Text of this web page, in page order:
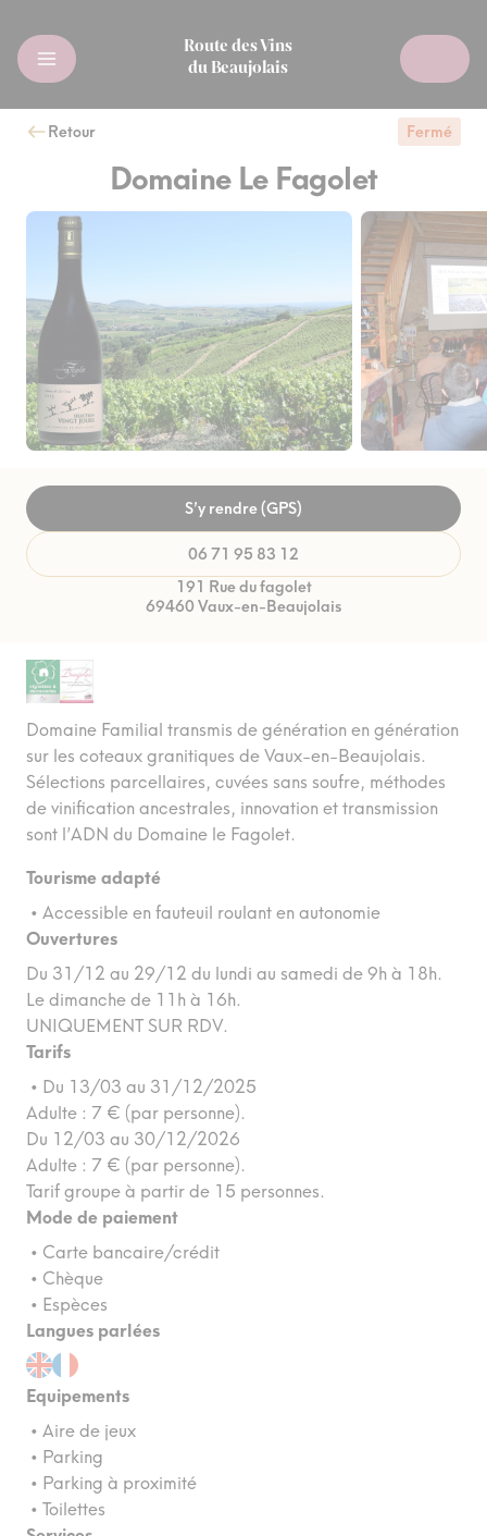
Route des Vins
du Beaujolais
Retour Fermé
Domaine Le Fagolet
S’y rendre (GPS)
06 71 95 83 12
191 Rue du fagolet
69460 Vaux-en-Beaujolais
Domaine Familial transmis de génération en génération
sur les coteaux granitiques de Vaux-en-Beaujolais.
Sélections parcellaires, cuvées sans soufre, méthodes
de vinification ancestrales, innovation et transmission
sont l’ADN du Domaine le Fagolet.
Tourisme adapté
• Accessible en fauteuil roulant en autonomie
Ouvertures
Du 31/12 au 29/12 du lundi au samedi de 9h à 18h.
Le dimanche de 11h à 16h.
UNIQUEMENT SUR RDV.
Tarifs
• Du 13/03 au 31/12/2025
Adulte : 7 € (par personne).
Du 12/03 au 30/12/2026
Adulte : 7 € (par personne).
Tarif groupe à partir de 15 personnes.
Mode de paiement
• Carte bancaire/crédit
• Chèque
• Espèces
Langues parlées
Equipements
• Aire de jeux
• Parking
• Parking à proximité
• Toilettes